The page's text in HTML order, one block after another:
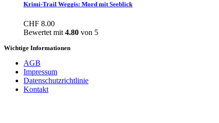
Krimi-Trail Weggis: Mord mit Seeblick
CHF 8.00
Bewertet mit 4.80 von 5
Wichtige Informationen
AGB
Impressum
Datenschutzrichtlinie
Kontakt